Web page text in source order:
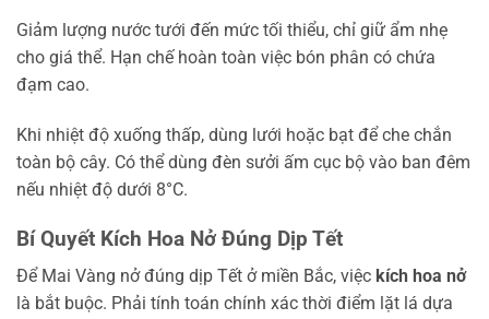
Giảm lượng nước tưới đến mức tối thiểu, chỉ giữ ẩm nhẹ
cho giá thể. Hạn chế hoàn toàn việc bón phân có chứa
đạm cao.
Khi nhiệt độ xuống thấp, dùng lưới hoặc bạt để che chắn
toàn bộ cây. Có thể dùng đèn sưởi ấm cục bộ vào ban đêm
nếu nhiệt độ dưới 8°C.
Bí Quyết Kích Hoa Nở Đúng Dịp Tết
Để Mai Vàng nở đúng dịp Tết ở miền Bắc, việc kích hoa nở
là bắt buộc. Phải tính toán chính xác thời điểm lặt lá dựa